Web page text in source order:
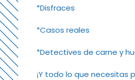
*Disfraces
*Casos reales
*Detectives de carne y
¡Y todo lo que necesitas